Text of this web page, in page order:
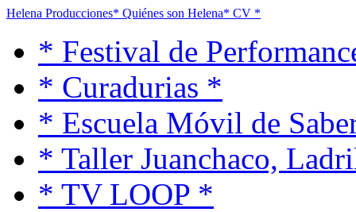
Helena Producciones* Quiénes son Helena* CV *
* Festival de
* Curadurias *
* Escuela Móvil de
* Taller Juanchaco,
* TV LOOP *